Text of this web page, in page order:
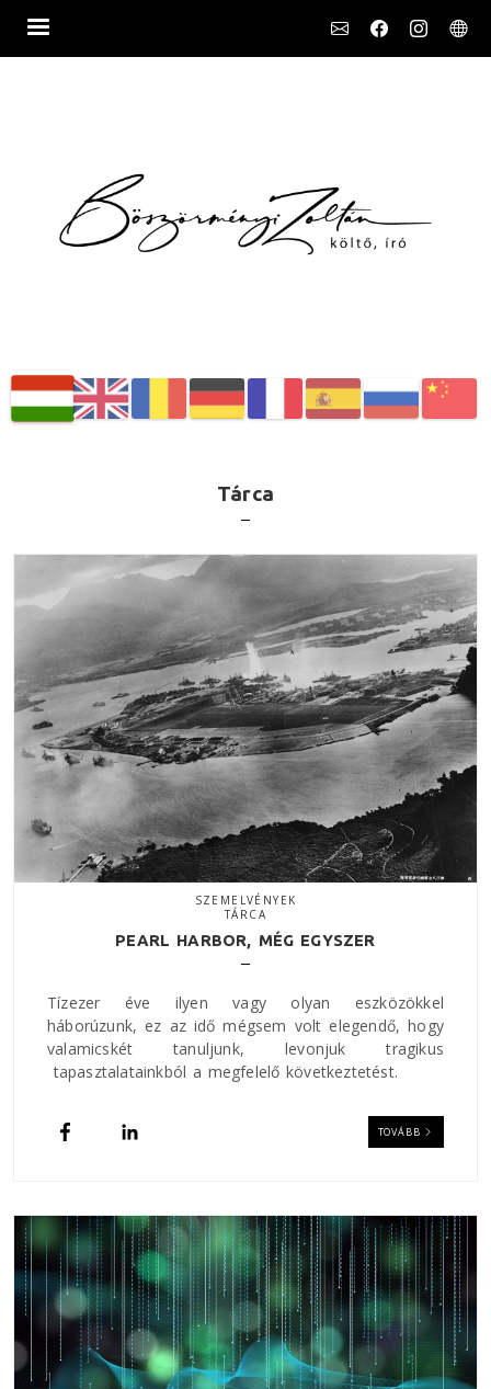
Tárca
SZEMELVÉNYEK
TÁRCA
PEARL HARBOR, MÉG EGYSZER
Tízezer éve ilyen vagy olyan eszközökkel
háborúzunk, ez az idő mégsem volt elegendő, hogy
valamicskét tanuljunk, levonjuk tragikus
tapasztalatainkból a megfelelő következtetést.
TOVÁBB